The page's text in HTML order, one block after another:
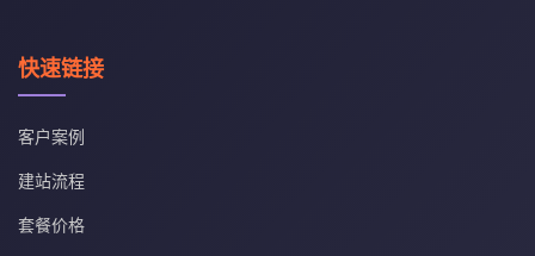
快速链接
客户案例
建站流程
套餐价格